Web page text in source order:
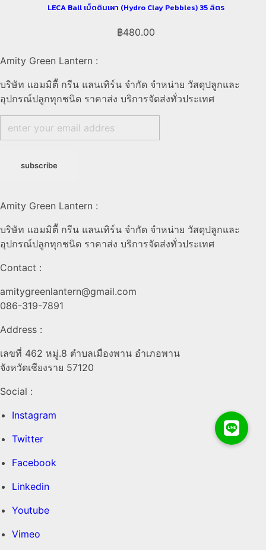
LECA Ball เม็ดดินเผา (Hydro Clay Pebbles) 35 ลิตร
฿480.00
Amity Green Lantern :
บริษัท แอมมิตีั กรีน แลนเทิร์น จำกัด จำหน่าย วัสดุปลูกและ
อุปกรณ์ปลูกทุกชนิด ราคาส่ง บริการจัดส่งทั่วประเทศ
Amity Green Lantern :
บริษัท แอมมิตีั กรีน แลนเทิร์น จำกัด จำหน่าย วัสดุปลูกและ
อุปกรณ์ปลูกทุกชนิด ราคาส่ง บริการจัดส่งทั่วประเทศ
Contact :
amitygreenlantern@gmail.com
086-319-7891
Address :
เลขที่ 462 หมู่.8 ตำบลเมืองพาน อำเภอพาน
จังหวัดเชียงราย 57120
Social :
Instagram
Twitter
Facebook
Linkedin
Youtube
Vimeo